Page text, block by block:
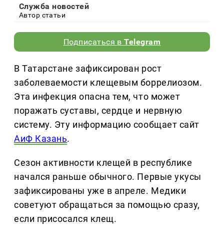
Служба новостей
Автор статьи
Подписаться вTelegram
В Татарстане зафиксирован рост
заболеваемости клещевым боррелиозом.
Эта инфекция опасна тем, что может
поражать суставы, сердце и нервную
систему. Эту информацию сообщает сайт
АиФ Казань.
Сезон активности клещей в республике
начался раньше обычного. Первые укусы
зафиксированы уже в апреле. Медики
советуют обращаться за помощью сразу,
если присосался клещ.